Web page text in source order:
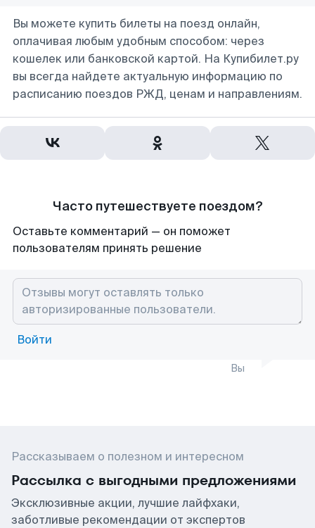
Вы можете купить билеты на поезд онлайн,
оплачивая любым удобным способом: через
кошелек или банковской картой. На Купибилет.ру
вы всегда найдете актуальную информацию по
расписанию поездов РЖД, ценам и направлениям.
Часто путешествуете поездом?
Оставьте комментарий — он поможет
пользователям принять решение
Войти
Вы
Рассказываем о полезном и интересном
Рассылка с выгодными предложениями
Эксклюзивные акции, лучшие лайфхаки,
заботливые рекомендации от экспертов